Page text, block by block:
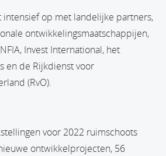
intensief op met landelijke partners,
ontwikkelingsmaatschappijen,
Invest International, het
en de Rijkdienst voor
(RvO).
voor 2022 ruimschoots
ontwikkelprojecten, 56